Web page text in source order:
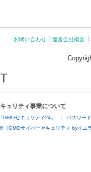
お問い合わせ 運営会社概要
ュリティ事業について
セキュリティ24」 パスワー
（GMOサイバーセキュリティ byイエラ